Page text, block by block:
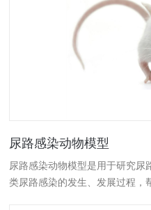
尿路感染动物模型
尿路感染动物模型是用于研究尿
类尿路感染的发生、发展过程，